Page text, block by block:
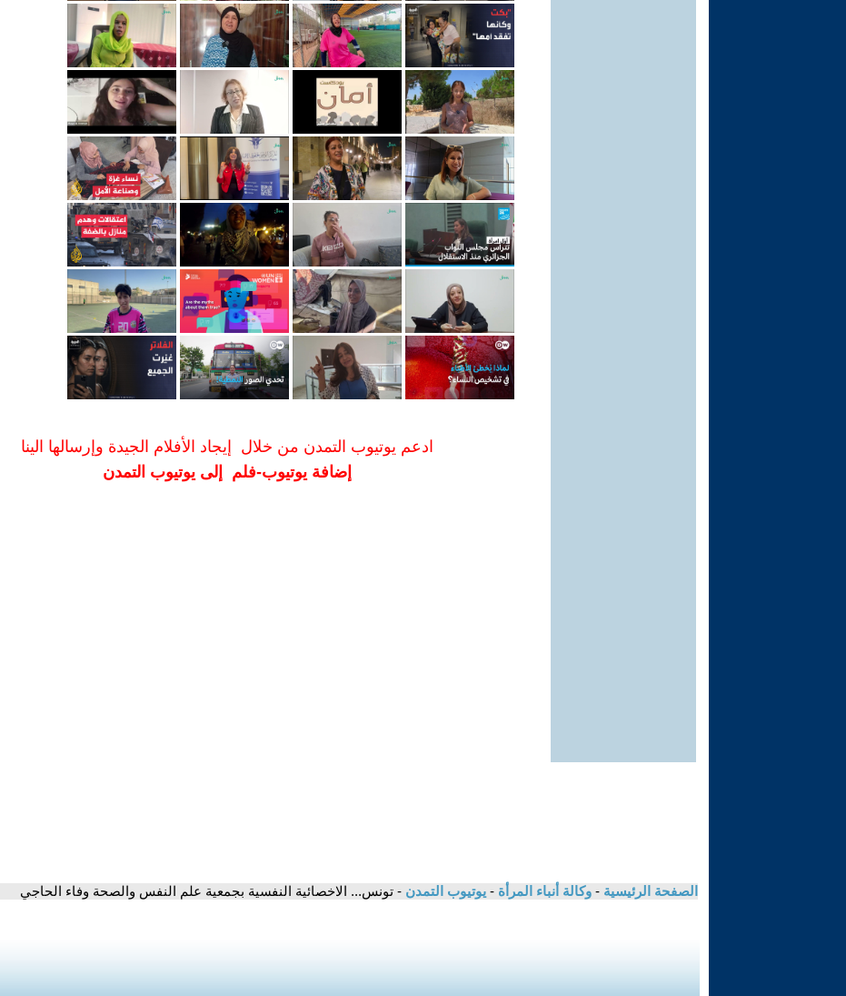
ادعم يوتيوب التمدن من خلال إيجاد الأفلام الجيدة وإرسالها الينا
إضافة يوتيوب-فلم إلى يوتيوب التمدن
الصفحة الرئيسية - وكالة أنباء المرأة - يوتيوب التمدن - تونس... الاخصائية النفسية بجمعية علم النفس والصحة وفاء الحاجي